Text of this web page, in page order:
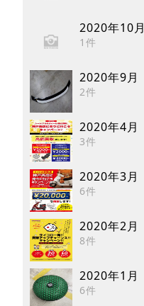
2020年10月
1件
2020年9月
2件
2020年4月
3件
2020年3月
6件
2020年2月
8件
2020年1月
6件